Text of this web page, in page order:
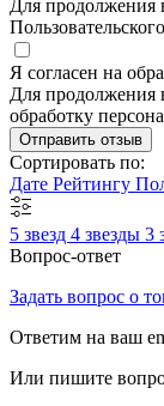
Для продолжения
Я согласен на
Для продолжения
обработку
Отправить отзыв
Сортировать по:
Дате Рейтингу
5 звезд 4 звезды 3
Вопрос-ответ
Задать вопрос о
Ответим на ваш
Или пишите